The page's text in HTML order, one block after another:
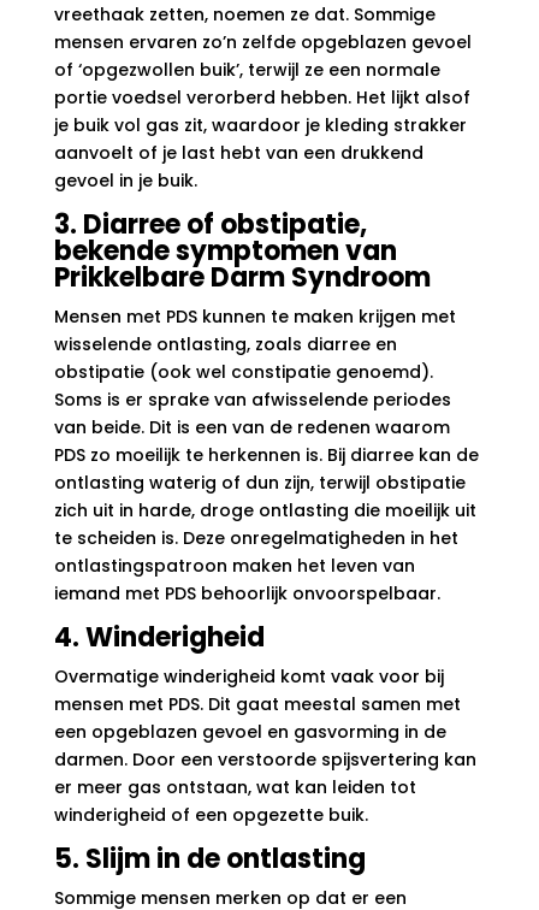
vreethaak zetten, noemen ze dat. Sommige
mensen ervaren zo’n zelfde opgeblazen gevoel
of ‘opgezwollen buik’, terwijl ze een normale
portie voedsel verorberd hebben. Het lijkt alsof
je buik vol gas zit, waardoor je kleding strakker
aanvoelt of je last hebt van een drukkend
gevoel in je buik.
3. Diarree of obstipatie,
bekende symptomen van
Prikkelbare Darm Syndroom
Mensen met PDS kunnen te maken krijgen met
wisselende ontlasting, zoals diarree en
obstipatie (ook wel constipatie genoemd).
Soms is er sprake van afwisselende periodes
van beide. Dit is een van de redenen waarom
PDS zo moeilijk te herkennen is. Bij diarree kan de
ontlasting waterig of dun zijn, terwijl obstipatie
zich uit in harde, droge ontlasting die moeilijk uit
te scheiden is. Deze onregelmatigheden in het
ontlastingspatroon maken het leven van
iemand met PDS behoorlijk onvoorspelbaar.
4. Winderigheid
Overmatige winderigheid komt vaak voor bij
mensen met PDS. Dit gaat meestal samen met
een opgeblazen gevoel en gasvorming in de
darmen. Door een verstoorde spijsvertering kan
er meer gas ontstaan, wat kan leiden tot
winderigheid of een opgezette buik.
5. Slijm in de ontlasting
Sommige mensen merken op dat er een